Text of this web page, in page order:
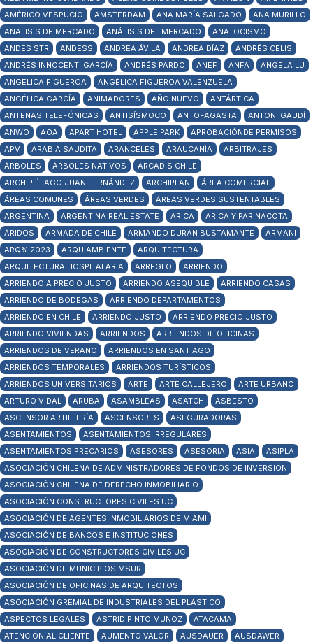
AMÉRICO VESPUCIO
AMSTERDAM ANA MARÍA SALGADO
ANA MURILLO
ANALISIS DE MERCADO
ANÁLISIS DEL MERCADO
ANATOCISMO
ANDES STR
ANDESS ANDREA ÁVILA ANDREA DÍAZ
ANDRÉS CELIS
ANDRÉS INNOCENTI GARCÍA
ANDRÉS PARDO ANEF ANFA
ANGELA LU
ANGÉLICA FIGUEROA
ANGÉLICA FIGUEROA VALENZUELA
ANGÉLICA GARCÍA
ANIMADORES AÑO NUEVO
ANTÁRTICA
ANTENAS TELEFÓNICAS
ANTISÍSMOCO ANTOFAGASTA
ANTONI GAUDÍ
ANWO
AOA APART HOTEL APPLE PARK
APROBACIÓNDE PERMISOS
APV
ARABIA SAUDITA ARANCELES ARAUCANÍA
ARBITRAJES
ÁRBOLES
ÁRBOLES NATIVOS
ARCADIS CHILE
ARCHIPIÉLAGO JUAN FERNÁNDEZ
ARCHIPLAN
ÁREA COMERCIAL
ÁREAS COMUNES
ÁREAS VERDES
ÁREAS VERDES SUSTENTABLES
ARGENTINA
ARGENTINA REAL ESTATE ARICA
ARICA Y PARINACOTA
ÁRIDOS
ARMADA DE CHILE ARMANDO DURÁN BUSTAMANTE
ARMANI
ARQ% 2023
ARQUIAMBIENTE
ARQUITECTURA
ARQUITECTURA HOSPITALARIA
ARREGLO
ARRIENDO
ARRIENDO A PRECIO JUSTO
ARRIENDO ASEQUIBLE
ARRIENDO CASAS
ARRIENDO DE BODEGAS
ARRIENDO DEPARTAMENTOS
ARRIENDO EN CHILE
ARRIENDO JUSTO
ARRIENDO PRECIO JUSTO
ARRIENDO VIVIENDAS
ARRIENDOS
ARRIENDOS DE OFICINAS
ARRIENDOS DE VERANO
ARRIENDOS EN SANTIAGO
ARRIENDOS TEMPORALES
ARRIENDOS TURÍSTICOS
ARRIENDOS UNIVERSITARIOS
ARTE ARTE CALLEJERO
ARTE URBANO
ARTURO VIDAL
ARUBA ASAMBLEAS ASATCH
ASBESTO
ASCENSOR ARTILLERÍA
ASCENSORES
ASEGURADORAS
ASENTAMIENTOS
ASENTAMIENTOS IRREGULARES
ASENTAMIENTOS PRECARIOS
ASESORES ASESORIA ASIA
ASIPLA
ASOCIACIÓN CHILENA DE ADMINISTRADORES DE FONDOS DE INVERSIÓN
ASOCIACIÓN CHILENA DE DERECHO INMOBILIARIO
ASOCIACIÓN CONSTRUCTORES CIVILES UC
ASOCIACIÓN DE AGENTES INMOBILIARIOS DE MIAMI
ASOCIACIÓN DE BANCOS E INSTITUCIONES
ASOCIACIÓN DE CONSTRUCTORES CIVILES UC
ASOCIACIÓN DE MUNICIPIOS MSUR
ASOCIACIÓN DE OFICINAS DE ARQUITECTOS
ASOCIACIÓN GREMIAL DE INDUSTRIALES DEL PLÁSTICO
ASPECTOS LEGALES
ASTRID PINTO MUÑOZ
ATACAMA
ATENCIÓN AL CLIENTE
AUMENTO VALOR AUSDAUER
AUSDAWER